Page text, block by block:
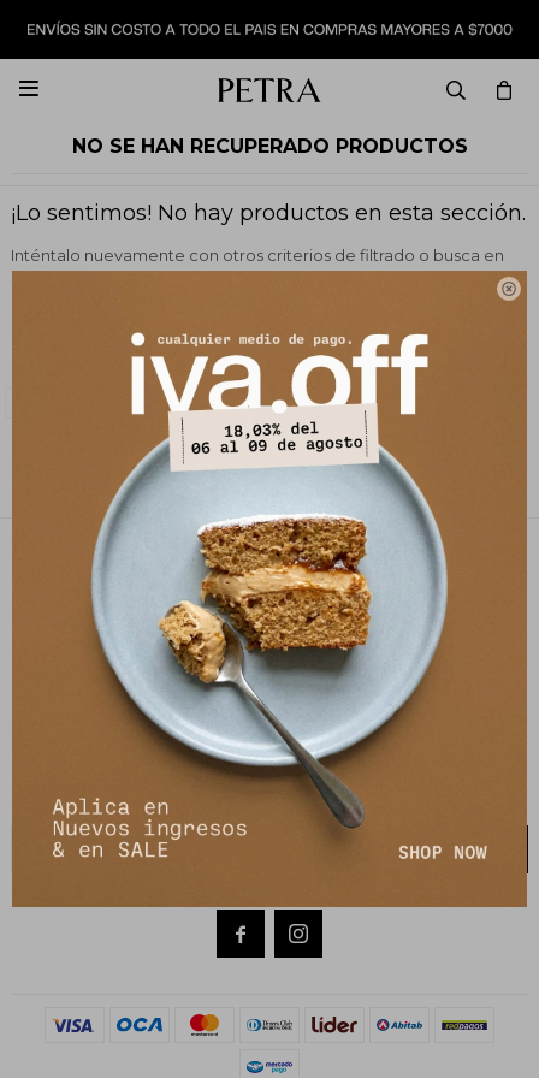


NO SE HAN RECUPERADO PRODUCTOS
¡Lo sentimos! No hay productos en esta sección.
Inténtalo nuevamente con otros criterios de filtrado o busca en
Vestimenta
Blazers y chaquetas
Quitar filtros
Te recomendamos quitar: Color: Bordeaux
PETRA STORE
27141061 - 099 747 832
21 de setiembre 2895, Montevideo
shop@petrastore.com.uy
De lunes a sábados de 11 a 20hs
NEWSLETTER
¡Suscribite y recibí todas nuestras novedades!
SUSCRIBIRME
 